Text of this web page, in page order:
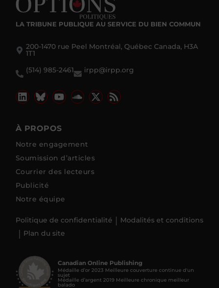
LA TRIBUNE PUBLIQUE AU SERVICE DU BIEN COMMUN
200-1470 rue Peel Montréal, Québec Canada, H3A
1T1
(514) 985-2461
irpp@irpp.org
À PROPOS
Notre engagement
Soumission d’articles
Courrier des lecteurs
Publicité
Notre équipe
Politique de confidentialité
Modalités et conditions
Plan du site
Canadian Online Publishing
Médaille d’or 2023 Meilleure couverture continue d'un
sujet
Médaille d’argent 2019 Meilleure chronique meilleur
balado